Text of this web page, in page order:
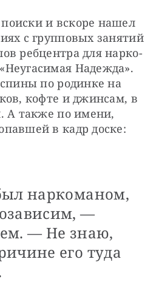
и вскоре нашел
с групповых занятий
ребцентра для нарко-
Надежда».
по родинке на
кофте и джинсам, в
А также по имени,
в кадр доске:
наркоманом,
—
— Не знаю,
его туда